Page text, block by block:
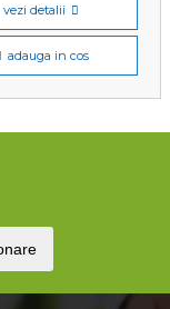
vezi detalii
adauga in cos